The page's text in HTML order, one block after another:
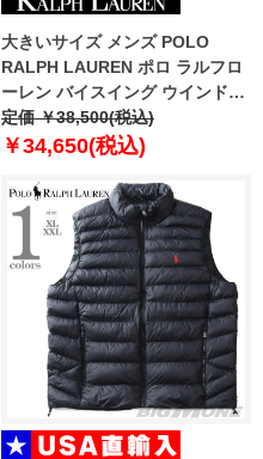
大きいサイズ メンズ POLO
RALPH LAUREN ポロ ラルフロ
ーレン バイスイング ウインドブ
レーカー USA直輸入
710548506-001
定価 ￥38,500(税込)
￥34,650(税込)